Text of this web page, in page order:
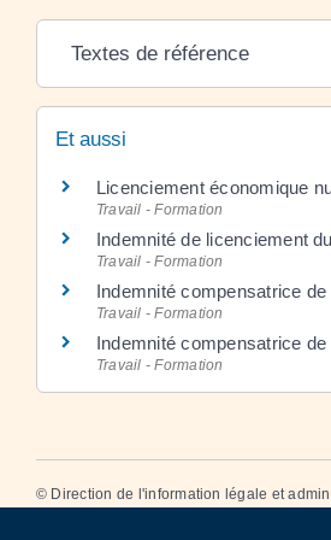
Textes de référence
Et aussi
Licenciement économique
Travail - Formation
Indemnité de licenciement
Travail - Formation
Indemnité compensatrice
Travail - Formation
Indemnité compensatrice
Travail - Formation
© Direction de l'information légale et